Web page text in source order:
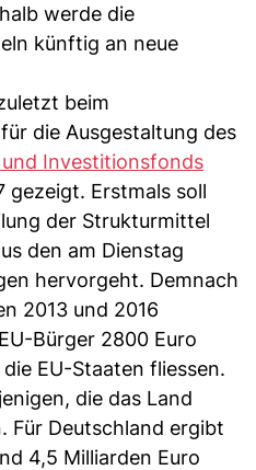
werde die
künftig an neue
beim
die Ausgestaltung des
Investitionsfonds
gezeigt. Erstmals soll
der Strukturmittel
den am Dienstag
hervorgeht. Demnach
2013 und 2016
Bürger 2800 Euro
EU-Staaten fliessen.
die das Land
Für Deutschland ergibt
4,5 Milliarden Euro